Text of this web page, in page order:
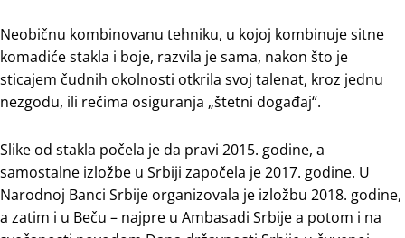
Neobičnu kombinovanu tehniku, u kojoj kombinuje sitne
komadiće stakla i boje, razvila je sama, nakon što je
sticajem čudnih okolnosti otkrila svoj talenat, kroz jednu
nezgodu, ili rečima osiguranja „štetni događaj“.
Slike od stakla počela je da pravi 2015. godine, a
samostalne izložbe u Srbiji započela je 2017. godine. U
Narodnoj Banci Srbije organizovala je izložbu 2018. godine,
a zatim i u Beču – najpre u Ambasadi Srbije a potom i na